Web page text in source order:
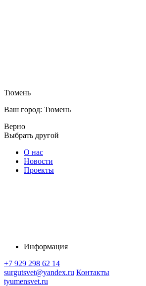
Тюмень
Ваш город: Тюмень
Верно
Выбрать другой
О нас
Новости
Проекты
Информация
+7 929 298 62 14
surgutsvet@yandex.ru Контакты
tyumensvet.ru